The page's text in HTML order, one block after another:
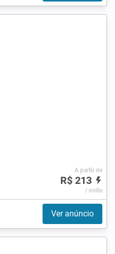
A partir de
R$ 213
/ noite
Ver anúncio